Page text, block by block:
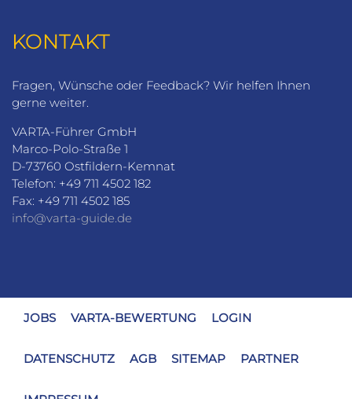
KONTAKT
Fragen, Wünsche oder Feedback? Wir helfen Ihnen
gerne weiter.
VARTA-Führer GmbH
Marco-Polo-Straße 1
D-73760 Ostfildern-Kemnat
Telefon: +49 711 4502 182
Fax: +49 711 4502 185
info@varta-guide.de
JOBS VARTA-BEWERTUNG LOGIN
DATENSCHUTZ AGB SITEMAP PARTNER